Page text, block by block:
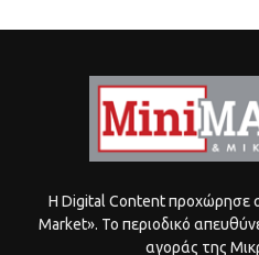
Η Digital Content προχώρησε
Market». Το περιοδικό
αγοράς της